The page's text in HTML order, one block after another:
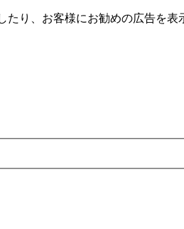
り、お客様にお勧めの広告を表